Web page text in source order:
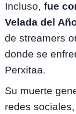
Incluso, fue
Velada del
de streamers
donde se
Perxitaa.
Su muerte
redes